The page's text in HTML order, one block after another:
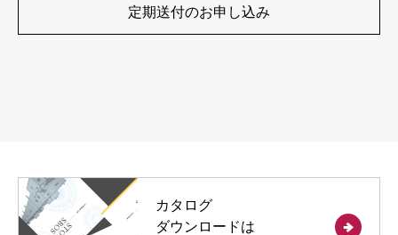
定期送付のお申し込み
カタログ
ダウンロードは